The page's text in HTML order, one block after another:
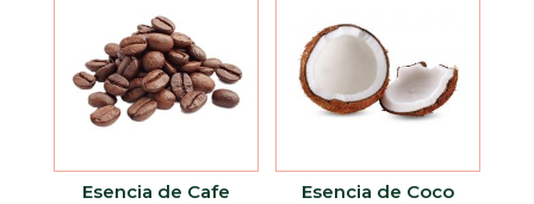
Esencia de Cafe
Esencia de Coco